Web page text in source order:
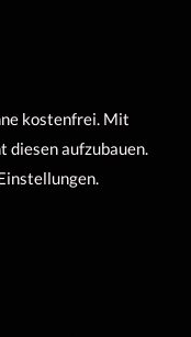
kostenfrei. Mit
diesen aufzubauen.